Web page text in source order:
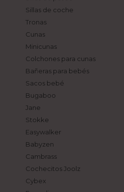
Sillas de coche
Tronas
Cunas
Minicunas
Colchones para cunas
Bañeras para bebés
Sacos bebé
Bugaboo
Jane
Stokke
Easywalker
Babyzen
Cambrass
Cochecitos Joolz
Cybex